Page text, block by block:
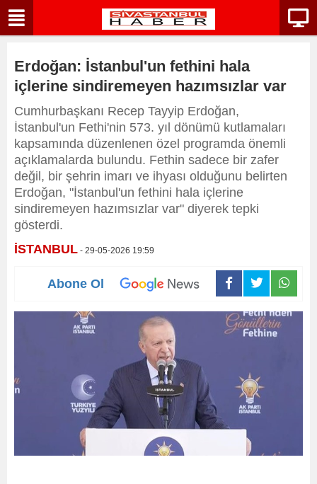
Erdoğan: İstanbul'un fethini hala
içlerine sindiremeyen hazımsızlar var
Cumhurbaşkanı Recep Tayyip Erdoğan,
İstanbul'un Fethi'nin 573. yıl dönümü kutlamaları
kapsamında düzenlenen özel programda önemli
açıklamalarda bulundu. Fethin sadece bir zafer
değil, bir şehrin imarı ve ihyası olduğunu belirten
Erdoğan, "İstanbul'un fethini hala içlerine
sindiremeyen hazımsızlar var" diyerek tepki
gösterdi.
İSTANBUL - 29-05-2026 19:59
Abone Ol